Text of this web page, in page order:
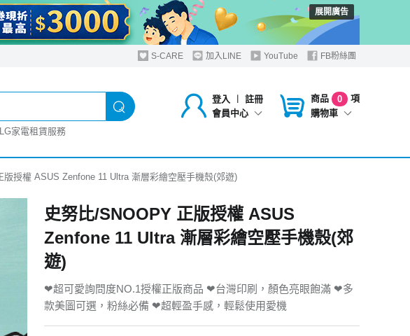
展開廣告
S-CARE 加入LINE YouTube FB粉絲團
登入 ︱
註冊
會員中心
商品 0
項
購物車
LG家電租賃服務
版授權 ASUS Zenfone 11 Ultra 漸層彩繪空壓手機殼(郊遊)
史努比/SNOOPY 正版授權 ASUS
Zenfone 11 Ultra 漸層彩繪空壓手機殼(郊
遊)
❤超可愛詢問度NO.1授權正版商品 ❤台灣印刷，顏色亮眼飽滿 ❤多
款美圖可選，粉絲必備 ❤超輕盈手感，輕鬆使用愛機